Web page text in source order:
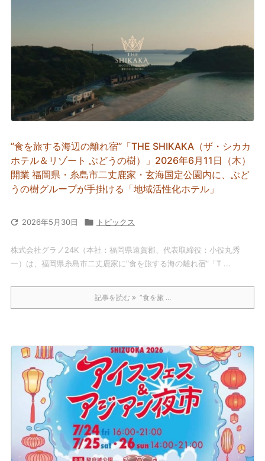
”食を旅する海辺の離れ宿”「THE SHIKAKA（ザ・シカカ
ホテル＆リゾート ぶどうの樹）」2026年6月11日（木）
開業 福岡県・糸島市二丈鹿家・玄海国定公園内に、ぶど
うの樹グループが手掛ける「地域活性化ホテル」
 2026年5月30日  トピックス
株式会社グラノ24K（本社：福岡県遠賀郡、代表取締役：小役丸秀
一）は、福岡県糸島市二丈鹿家に“食を旅する海の離れ宿”「T ...
記事を読む ”食を旅 ...